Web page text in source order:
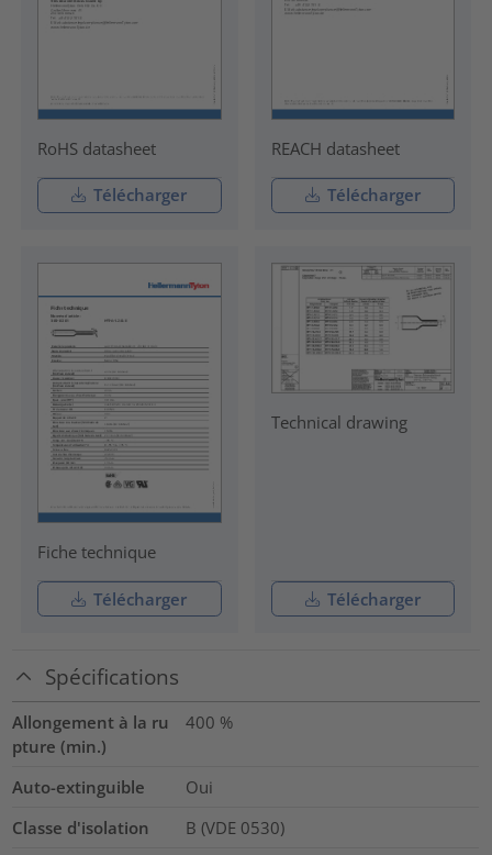
RoHS datasheet
Télécharger
REACH datasheet
Télécharger
Fiche technique
Télécharger
Technical drawing
Télécharger
Spécifications
Allongement à la ru
pture (min.)
400 %
Auto-extinguible
Oui
Classe d'isolation
B (VDE 0530)